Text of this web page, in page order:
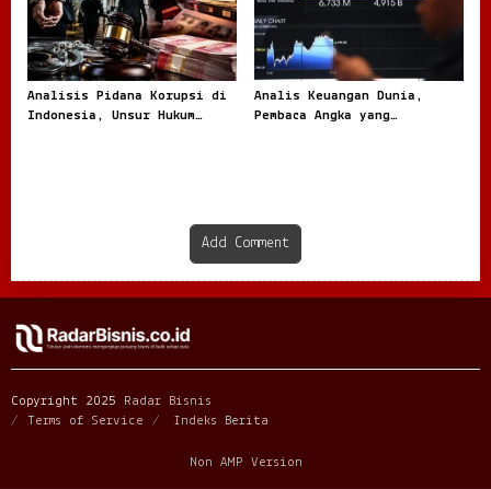
Analisis Pidana Korupsi di
Indonesia, Unsur Hukum
Analis Keuangan Dunia,
Pembaca Angka yang
Add Comment
Copyright 2025
Radar Bisnis
Terms of Service
Indeks Berita
Non AMP Version